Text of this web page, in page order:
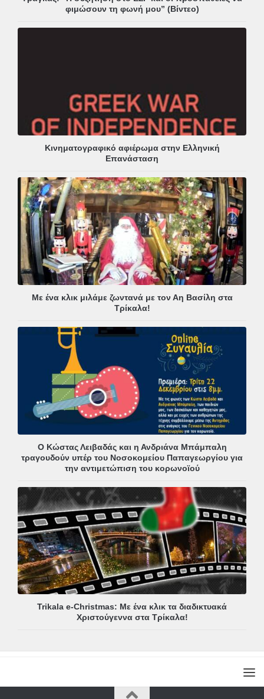
φιμώσουν τη φωνή μου” (Βίντεο)
Κινηματογραφικό αφιέρωμα στην Ελληνική
Επανάσταση
Με ένα κλικ μιλάμε ζωντανά με τον Αη Βασίλη στα
Τρίκαλα!
Ο Κώστας Λειβαδάς και η Ανδριάνα Μπάμπαλη
τραγουδούν υπέρ του Νοσοκομείου Παπαγεωργίου για
την αντιμετώπιση του κορωνοϊού
Trikala e-Christmas: Με ένα κλικ τα διαδικτυακά
Χριστούγεννα στα Τρίκαλα!